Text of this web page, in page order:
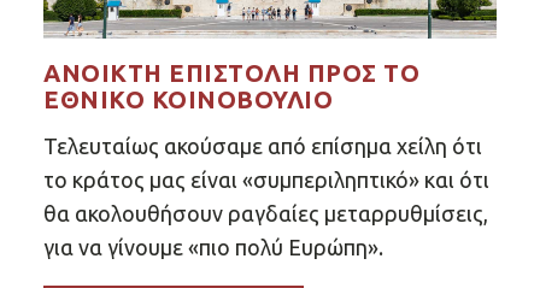
ΑΝΟΙΚΤΉ ΕΠΙΣΤΟΛΉ ΠΡΟΣ ΤΟ
ΕΘΝΙΚΌ ΚΟΙΝΟΒΟΎΛΙΟ
Τελευταίως ακούσαμε από επίσημα χείλη ότι
το κράτος μας είναι «συμπεριληπτικό» και ότι
θα ακολουθήσουν ραγδαίες μεταρρυθμίσεις,
για να γίνουμε «πιο πολύ Ευρώπη».